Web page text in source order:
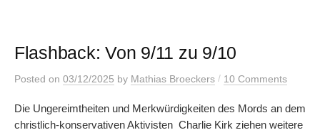
Flashback: Von 9/11 zu 9/10
Posted on 03/12/2025 by Mathias Broeckers / 10 Comments
Die Ungereimtheiten und Merkwürdigkeiten des Mords an dem
christlich-konservativen Aktivisten Charlie Kirk ziehen weitere